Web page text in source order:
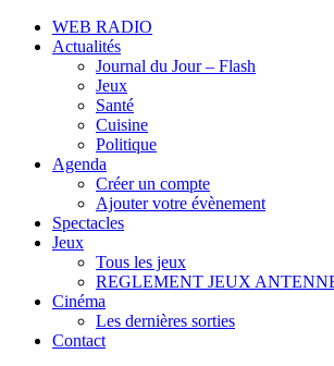
WEB RADIO
Actualités
Journal du Jour – Flash
Jeux
Santé
Cuisine
Politique
Agenda
Créer un compte
Ajouter votre évènement
Spectacles
Jeux
Tous les jeux
REGLEMENT JEUX
Cinéma
Les dernières sorties
Contact